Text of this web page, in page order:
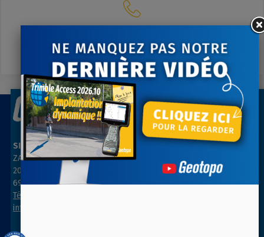
A votre écoute du lundi au vendredi
SIÈGE SOCIAL
ZAC des Grillons
208, rue de l’Ancienne Distillerie
69400 GLEIZÉ
Tél : 04 74 69 94 00
info@geotopo.fr
AGENCE PARIS NORD
ZA Les belles vues
3, rue des Prés
91290 ARPAJON